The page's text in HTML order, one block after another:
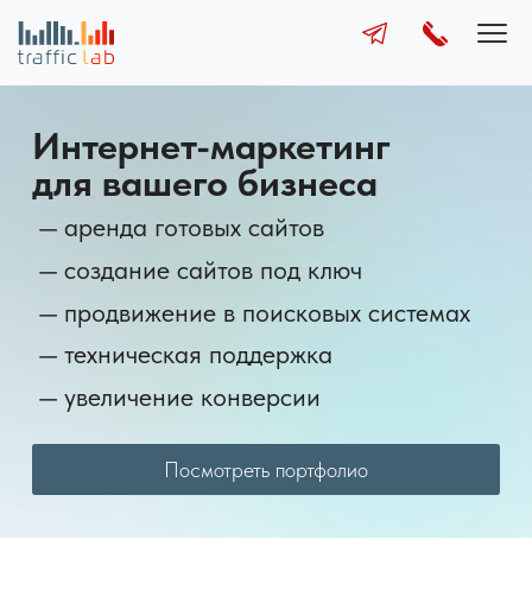
Интернет-маркетинг
для вашего бизнеса
аренда готовых сайтов
создание сайтов под ключ
продвижение в поисковых системах
техническая поддержка
увеличение конверсии
Посмотреть портфолио